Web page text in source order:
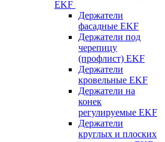
EKF
Держатели
фасадные EKF
Держатели под
черепицу
(профлист) EKF
Держатели
кровельные EKF
Держатели на
конек
регулируемые EKF
Держатели
круглых и плоских